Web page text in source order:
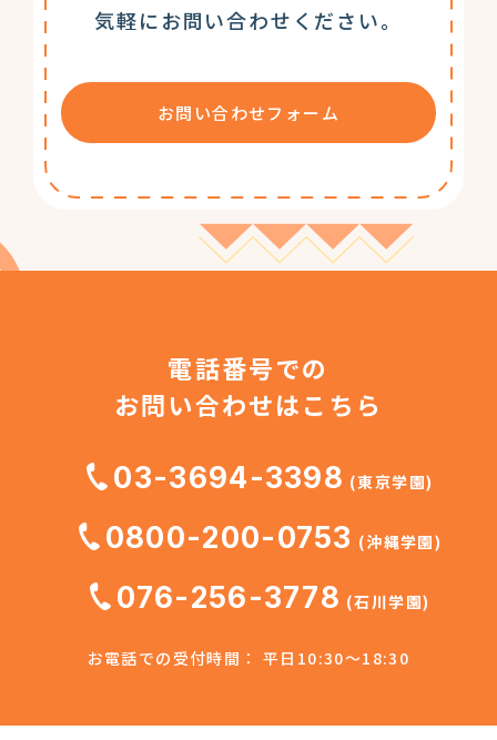
気軽にお問い合わせください。
お問い合わせフォーム
電話番号での
お問い合わせはこちら
03-3694-3398 (東京学園)
0800-200-0753 (沖縄学園)
076-256-3778 (石川学園)
お電話での受付時間： 平日10:30～18:30